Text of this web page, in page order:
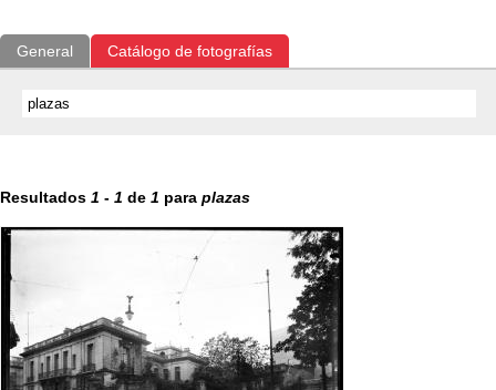
General Catálogo de fotografías
Resultados 1 - 1 de 1 para plazas